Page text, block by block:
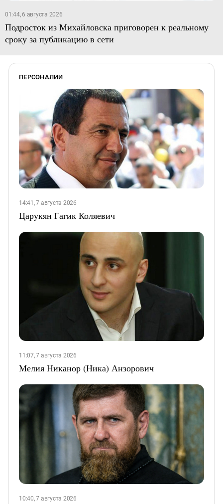
01:44, 6 августа 2026
Подросток из Михайловска приговорен к реальному
сроку за публикацию в сети
ПЕРСОНАЛИИ
14:41, 7 августа 2026
Царукян Гагик Коляевич
11:07, 7 августа 2026
Мелия Никанор (Ника) Анзорович
10:40, 7 августа 2026